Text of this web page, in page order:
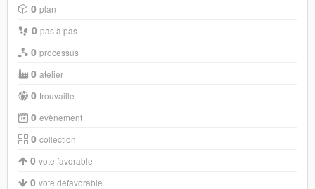
0 plan
0 pas à pas
0 processus
0 atelier
0 trouvaille
0 evènement
0 collection
0 vote favorable
0 vote défavorable